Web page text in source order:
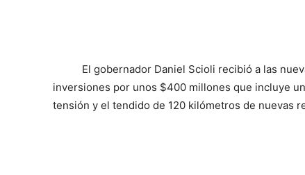
El gobernador Daniel Scioli recibió a las
inversiones por unos $400 millones que incluye
tensión y el tendido de 120 kilómetros de nuevas